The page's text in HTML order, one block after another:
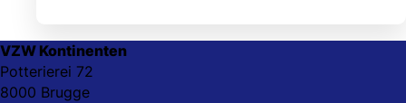
VZW Kontinenten
Potterierei 72
8000 Brugge